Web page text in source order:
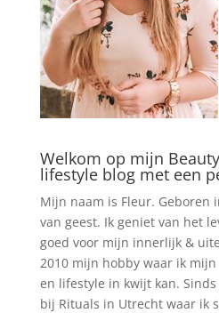
Welkom op mijn
lifestyle blog met een
Mijn naam is Fleur. Geboren
van geest. Ik geniet van het
goed voor mijn innerlijk &
2010 mijn hobby waar ik
en lifestyle in kwijt kan.
bij Rituals in Utrecht waar ik